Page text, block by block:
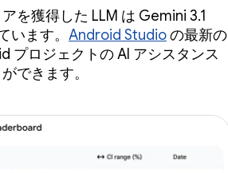
を獲得した LLM は Gemini 3.1
います。 Android Studioの最新の
プロジェクトの AI アシスタンス
できます。